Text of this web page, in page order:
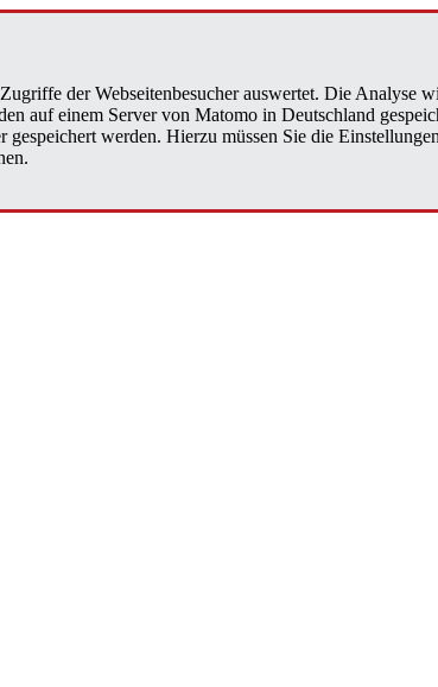
der Webseitenbesucher auswertet. Die Analyse
auf einem Server von Matomo in Deutschland
werden. Hierzu müssen Sie die